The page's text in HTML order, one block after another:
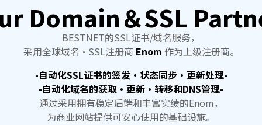
Domain＆SSL
BESTNET的SSL证书/域名服务，
采用全球域名·SSL注册商 Enom 作为上级注册商。
-自动化SSL证书的签发·状态同步·更新处理-
-自动化域名的获取·更新·转移和DNS管理-
通过采用拥有稳定后端和丰富实绩的Enom，
为商业网站提供可安心使用的基础设施。